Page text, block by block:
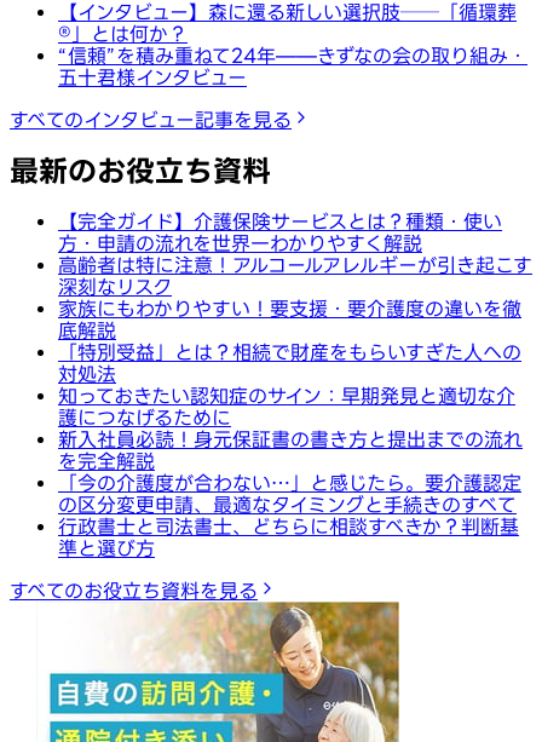
【インタビュー】森に還る新しい選択肢──「循環葬
®︎」とは何か？
“信頼”を積み重ねて24年——きずなの会の取り組み・
五十君様インタビュー
すべてのインタビュー記事を見る
最新のお役立ち資料
【完全ガイド】介護保険サービスとは？種類・使い
方・申請の流れを世界一わかりやすく解説
高齢者は特に注意！アルコールアレルギーが引き起こす
深刻なリスク
家族にもわかりやすい！要支援・要介護度の違いを徹
底解説
「特別受益」とは？相続で財産をもらいすぎた人への
対処法
知っておきたい認知症のサイン：早期発見と適切な介
護につなげるために
新入社員必読！身元保証書の書き方と提出までの流れ
を完全解説
「今の介護度が合わない…」と感じたら。要介護認定
の区分変更申請、最適なタイミングと手続きのすべて
行政書士と司法書士、どちらに相談すべきか？判断基
準と選び方
すべてのお役立ち資料を見る